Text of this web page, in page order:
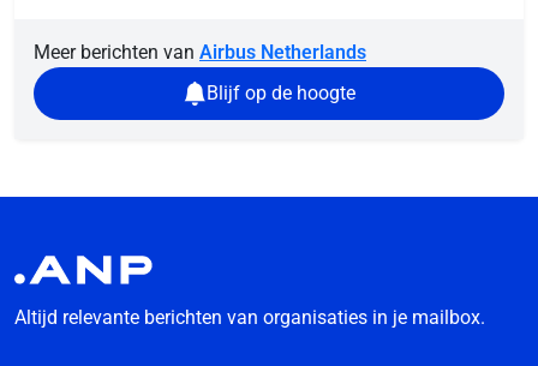
Meer berichten van Airbus Netherlands
Blijf op de hoogte
Altijd relevante berichten van organisaties in je mailbox.